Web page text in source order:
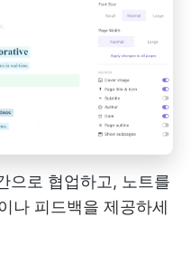
으로 협업하고, 노트를
나 피드백을 제공하세